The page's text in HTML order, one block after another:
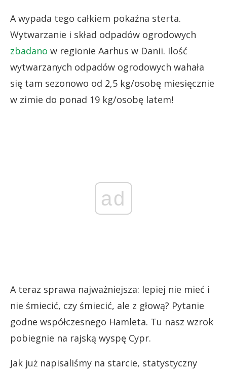
A wypada tego całkiem pokaźna sterta.
Wytwarzanie i skład odpadów ogrodowych
zbadano w regionie Aarhus w Danii. Ilość
wytwarzanych odpadów ogrodowych wahała
się tam sezonowo od 2,5 kg/osobę miesięcznie
w zimie do ponad 19 kg/osobę latem!
ad
A teraz sprawa najważniejsza: lepiej nie mieć i
nie śmiecić, czy śmiecić, ale z głową? Pytanie
godne współczesnego Hamleta. Tu nasz wzrok
pobiegnie na rajską wyspę Cypr.
Jak już napisaliśmy na starcie, statystyczny